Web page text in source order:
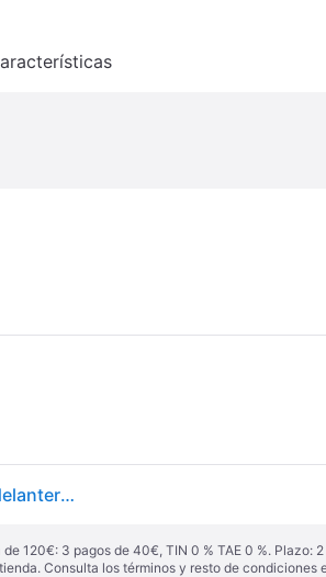
Pirelli Diablo Rosso IV ( 110/70 R17 TL 54H M/C, Rueda delantera ) - negro
120€: 3 pagos de 40€, TIN 0 % TAE 0 %.
Consulta los términos y resto de condiciones